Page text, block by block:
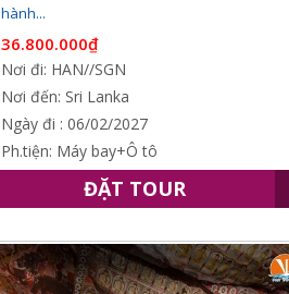
hành...
36.800.000₫
Nơi đi: HAN//SGN
Nơi đến: Sri Lanka
Ngày đi : 06/02/2027
Ph.tiện: Máy bay+Ô tô
ĐẶT TOUR